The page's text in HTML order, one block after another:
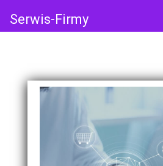
Serwis-Firmy